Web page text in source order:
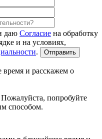
даю Согласие на обработку
и на условиях,
.
и расскажем о
попробуйте
способом.